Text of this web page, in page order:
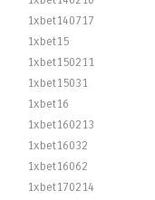
1xbet140717
1xbet15
1xbet150211
1xbet15031
1xbet16
1xbet160213
1xbet16032
1xbet16062
1xbet170214